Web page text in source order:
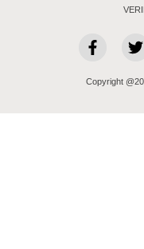
Copyright